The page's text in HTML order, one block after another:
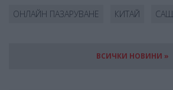
ОНЛАЙН ПАЗАРУВАНЕ КИТАЙ САЩ
ВСИЧКИ НОВИНИ »